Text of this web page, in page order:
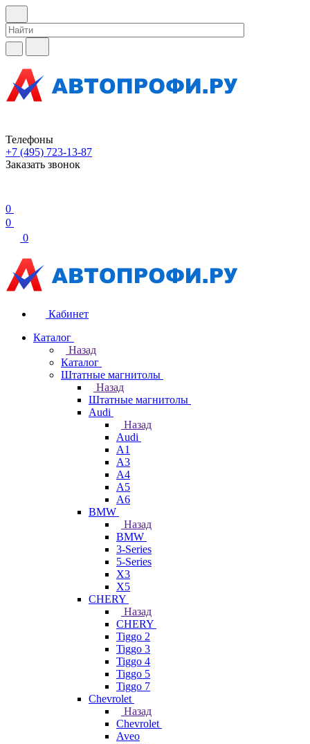
Телефоны
+7 (495) 723-13-87
Заказать звонок
0
0
0
Кабинет
Каталог
Назад
Каталог
Штатные магнитолы
Назад
Штатные магнитолы
Audi
Назад
Audi
A1
A3
A4
A5
A6
BMW
Назад
BMW
3-Series
5-Series
X3
X5
CHERY
Назад
CHERY
Tiggo 2
Tiggo 3
Tiggo 4
Tiggo 5
Tiggo 7
Chevrolet
Назад
Chevrolet
Aveo